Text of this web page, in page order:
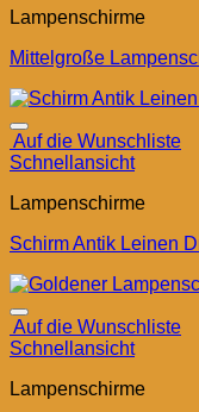
Lampenschirme
Mittelgroße
Auf die Wunschliste
Schnellansicht
Lampenschirme
Schirm Antik Leinen
Auf die Wunschliste
Schnellansicht
Lampenschirme